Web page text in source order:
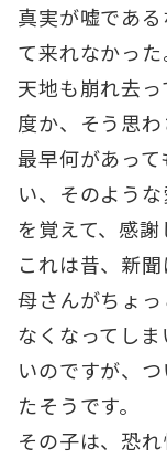
真実が嘘であ
て来れなかっ
天地も崩れ去
度か、そう思わ
最早何があっ
い、そのよう
を覚えて、感謝
これは昔、新
母さんがちょ
なくなってし
いのですが、
たそうです。
その子は、恐